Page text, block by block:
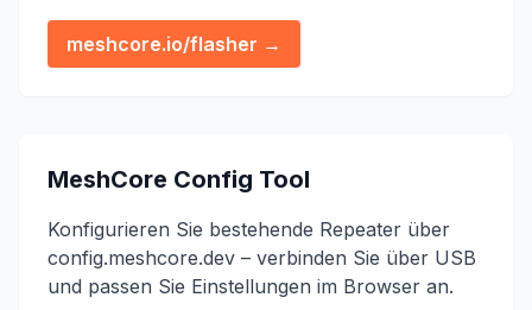
meshcore.io/flasher →
MeshCore Config Tool
Konfigurieren Sie bestehende Repeater über
config.meshcore.dev – verbinden Sie über USB
und passen Sie Einstellungen im Browser an.